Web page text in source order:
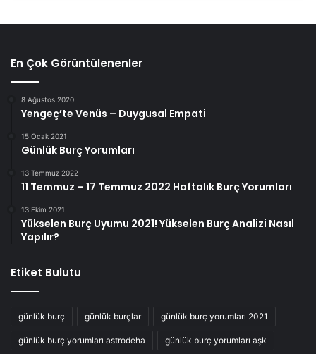
En Çok Görüntülenenler
8 Ağustos 2020
Yengeç’te Venüs – Duygusal Empati
15 Ocak 2021
Günlük Burç Yorumları
13 Temmuz 2022
11 Temmuz – 17 Temmuz 2022 Haftalık Burç Yorumları
13 Ekim 2021
Yükselen Burç Uyumu 2021! Yükselen Burç Analizi Nasıl
Yapılır?
Etiket Bulutu
günlük burç günlük burçlar günlük burç yorumları 2021
günlük burç yorumları astrodeha günlük burç yorumları aşk